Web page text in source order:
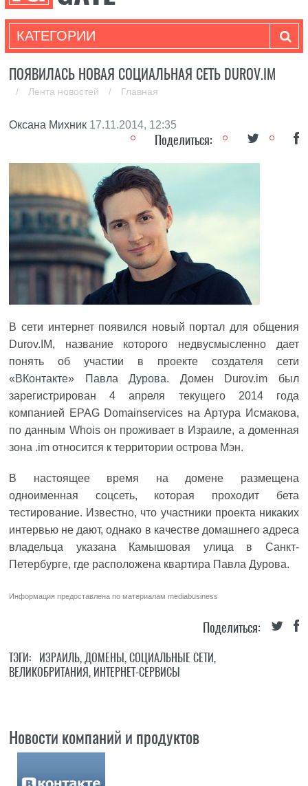
КАТЕГОРИИ
ПОЯВИЛАСЬ НОВАЯ СОЦИАЛЬНАЯ СЕТЬ DUROV.IM
/ Лента новостей / Главная
Оксана Михник 17.11.2014, 12:35
Поделиться:
В сети интернет появился новый портал для общения
Durov.IM, название которого недвусмысленно дает
понять об участии в проекте создателя сети
«ВКонтакте» Павла Дурова. Домен Durov.im был
зарегистрирован 4 апреля текущего 2014 года
компанией EPAG Domainservices на Артура Исмакова,
по данным Whois он проживает в Израиле, а доменная
зона .im относится к территории острова Мэн.
В настоящее время на домене размещена
одноименная соцсеть, которая проходит бета
тестирование. Известно, что участники проекта никаких
интервью не дают, однако в качестве домашнего адреса
владельца указана Камышовая улица в Санкт-
Петербурге, где расположена квартира Павла Дурова.
Информация предоставлена по материаламmediabusiness
Поделиться:
ТЭГИ: ИЗРАИЛЬ, ДОМЕНЫ,СОЦИАЛЬНЫЕ СЕТИ,
ВЕЛИКОБРИТАНИЯ, ИНТЕРНЕТ-СЕРВИСЫ
Новости компаний и продуктов